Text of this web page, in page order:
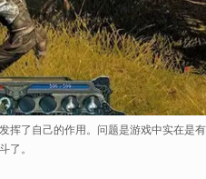
挥了自己的作用。问题是游戏中实在是
斗了。